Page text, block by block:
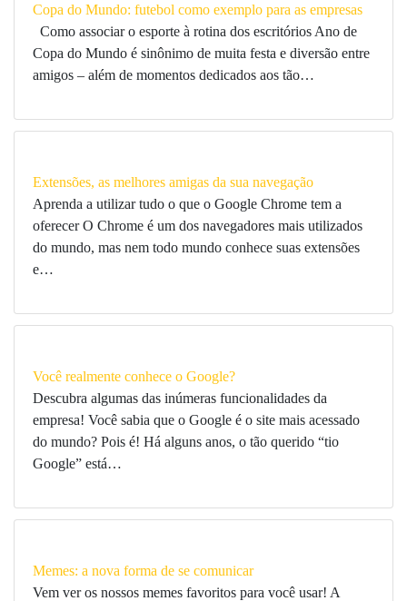
Copa do Mundo: futebol como exemplo para as empresas
Como associar o esporte à rotina dos escritórios Ano de
Copa do Mundo é sinônimo de muita festa e diversão entre
amigos – além de momentos dedicados aos tão…
Extensões, as melhores amigas da sua navegação
Aprenda a utilizar tudo o que o Google Chrome tem a
oferecer O Chrome é um dos navegadores mais utilizados
do mundo, mas nem todo mundo conhece suas extensões
e…
Você realmente conhece o Google?
Descubra algumas das inúmeras funcionalidades da
empresa! Você sabia que o Google é o site mais acessado
do mundo? Pois é! Há alguns anos, o tão querido “tio
Google” está…
Memes: a nova forma de se comunicar
Vem ver os nossos memes favoritos para você usar! A